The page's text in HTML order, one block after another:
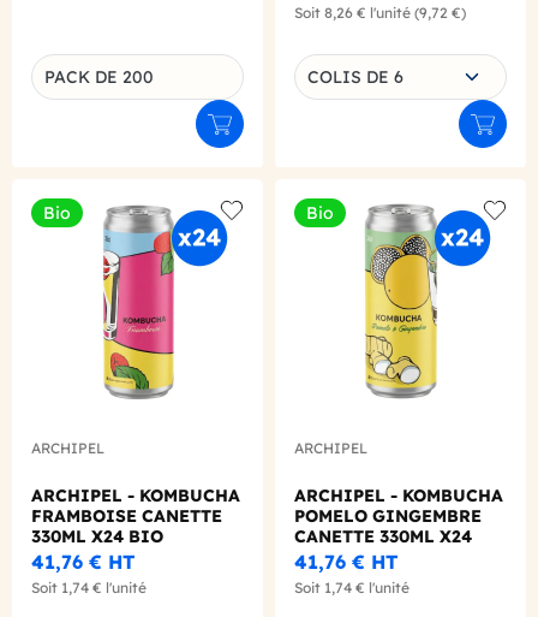
Déclinaison du produit
PACK DE 200
Ajouter au panier
Soit 8,26 € l'unité (9,72 €)
Choisissez une déclinaison
COLIS DE 6
Bio
Add to wishlist
ARCHIPEL
ARCHIPEL - KOMBUCHA
FRAMBOISE CANETTE
330ML X24 BIO
41,76 € HT
Soit 1,74 € l'unité
Bio
Add
ARCHIPEL
ARCHIPEL - KOMBUCHA
POMELO GINGEMBRE
CANETTE 330ML X24
BIO
41,76 € HT
Soit 1,74 € l'unité